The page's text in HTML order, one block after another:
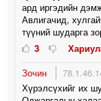
ард иргэдийн
Авлигачид,
түүний шударга
3
Зочин
Хүрэлсүхийг их